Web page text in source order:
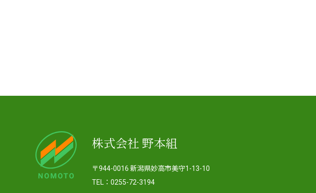
株式会社 野本組
〒944-0016 新潟県妙高市美守1-13-10
TEL：0255-72-3194